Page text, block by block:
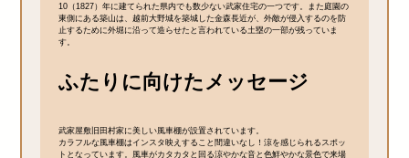
10（1827）年に建てられた県内でも数少ない武家住宅の一つです。また庭園の
東側にある築山は、越前大野城を築城した金森長近が、外敵が侵入するのを防
止するために外堀に沿って造らせたと言われている土塁の一部が残っていま
す。
ふたりに向けたメッセージ
武家屋敷旧田村家に美しい風車棚が設置されています。
カラフルな風車棚はインスタ映えすること間違いなし！涼を感じられるスポッ
トとなっています。風車がカタカタと回る涼やかな音と色鮮やかな景色で来場